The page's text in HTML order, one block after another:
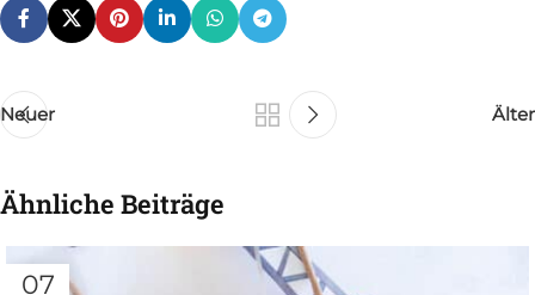
Neuer Älter
Ähnliche Beiträge
07